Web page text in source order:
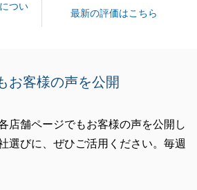
つい
最新の評価はこちら
お客様の声を公開
店舗ページでもお客様の声を公開し
選びに、ぜひご活用ください。毎週